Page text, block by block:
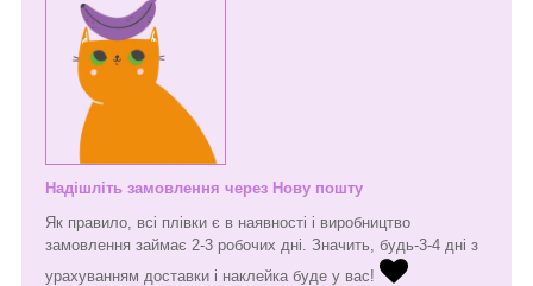
Надішліть замовлення через Нову пошту
Як правило, всі плівки є в наявності і виробництво
замовлення займає 2-3 робочих дні. Значить, будь-3-4 дні з
урахуванням доставки і наклейка буде у вас!